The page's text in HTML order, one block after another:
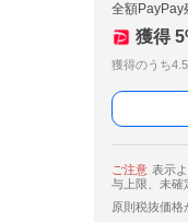
全額PayPay
獲得 5
獲得のうち
ご注意 表示
与上限、未確
原則税抜価格